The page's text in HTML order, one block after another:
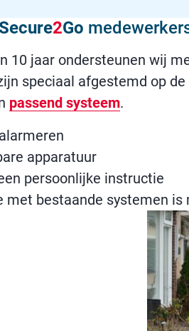
Secure2Go
10 jaar ondersteunen wij
speciaal afgestemd op
passend systeem.
apparatuur
persoonlijke instructie
met bestaande systemen is